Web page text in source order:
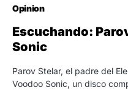
Opinion
Escuchando:
Sonic
Parov Stelar, el padre del
Voodoo Sonic, un disco